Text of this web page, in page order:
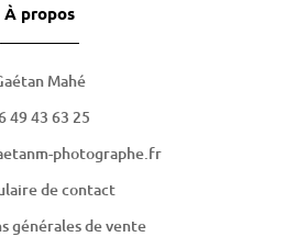
À propos
Mahé
49 43 63 25
photographe.fr
de contact
générales de vente